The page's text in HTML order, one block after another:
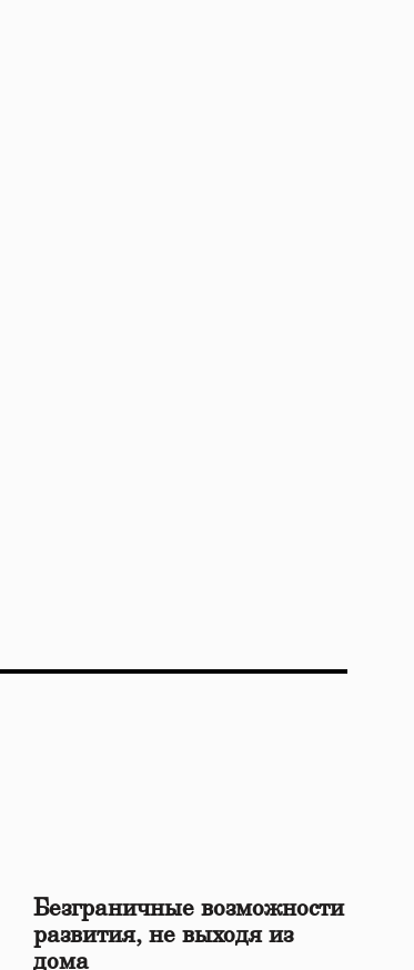
Безграничные возможности
развития, не выходя из
дома